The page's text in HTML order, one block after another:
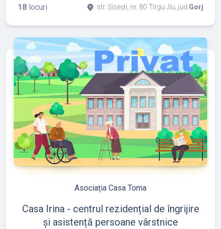
18 locuri place str. Șisești, nr. 80 Tîrgu Jiu, jud.Gorj
refresh edit
Asociația Casa Toma
Casa Irina - centrul rezidențial de îngrijire
și asistență persoane vârstnice